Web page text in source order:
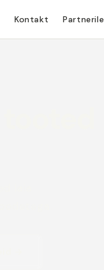
Kontakt Partnerile